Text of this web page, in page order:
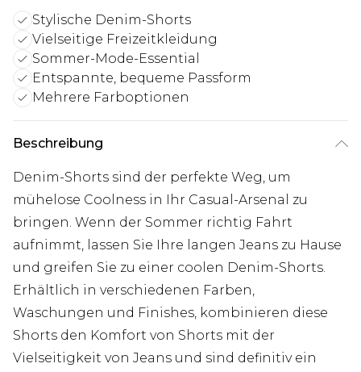
Stylische Denim-Shorts
Vielseitige Freizeitkleidung
Sommer-Mode-Essential
Entspannte, bequeme Passform
Mehrere Farboptionen
Beschreibung
Denim-Shorts sind der perfekte Weg, um
mühelose Coolness in Ihr Casual-Arsenal zu
bringen. Wenn der Sommer richtig Fahrt
aufnimmt, lassen Sie Ihre langen Jeans zu Hause
und greifen Sie zu einer coolen Denim-Shorts.
Erhältlich in verschiedenen Farben,
Waschungen und Finishes, kombinieren diese
Shorts den Komfort von Shorts mit der
Vielseitigkeit von Jeans und sind definitiv ein